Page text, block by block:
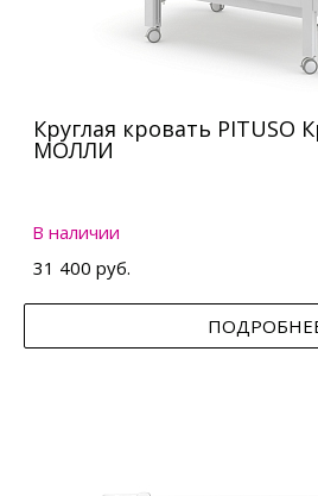
Круглая кровать PITUSO
МОЛЛИ
В наличии
31 400 руб.